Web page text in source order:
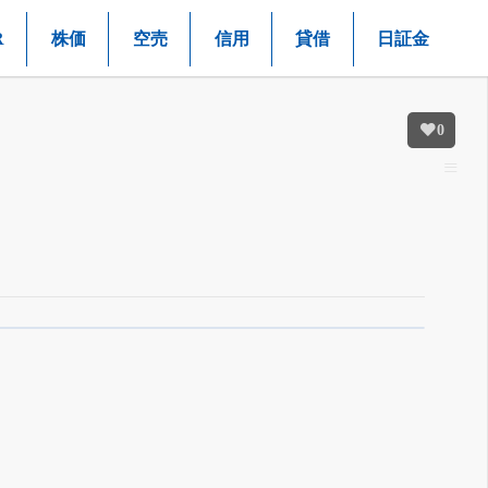
株価 空売 信用 貸借 日証金
0